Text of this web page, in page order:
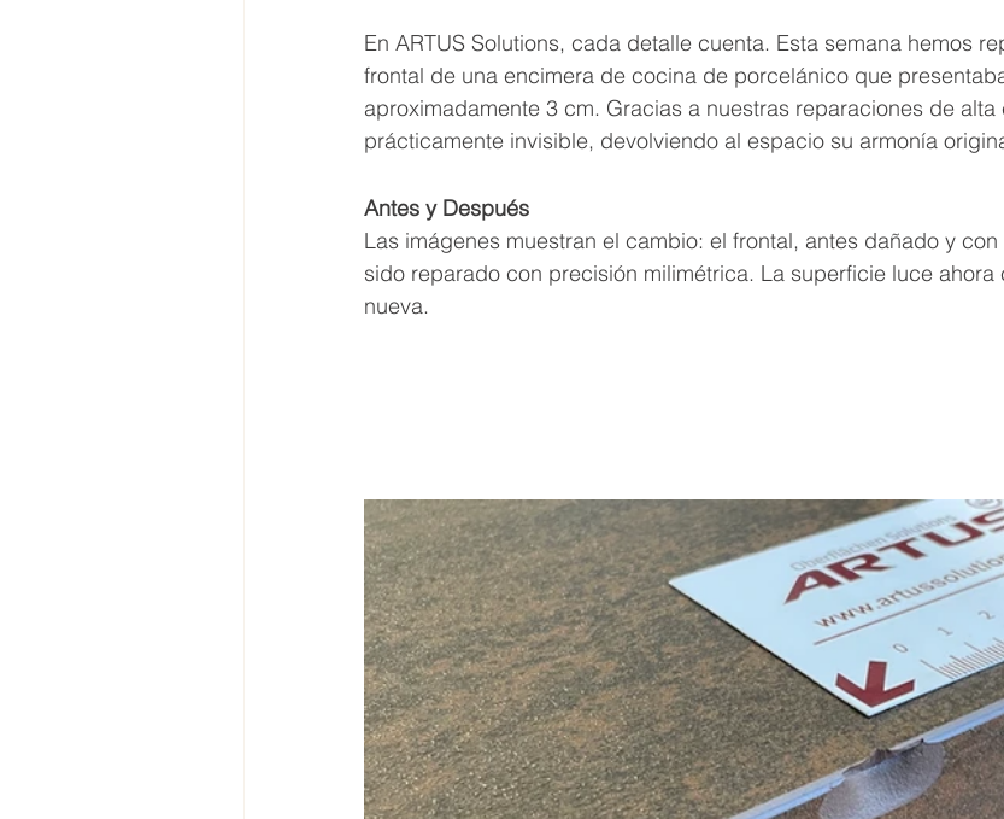
En ARTUS Solutions, cada detalle cuenta. Esta semana hemos
frontal de una encimera de cocina de porcelánico que
aproximadamente 3 cm. Gracias a nuestras reparaciones de
prácticamente invisible, devolviendo al espacio su armonía
Antes y Después
Las imágenes muestran el cambio: el frontal, antes dañado y
sido reparado con precisión milimétrica. La superficie luce
nueva.